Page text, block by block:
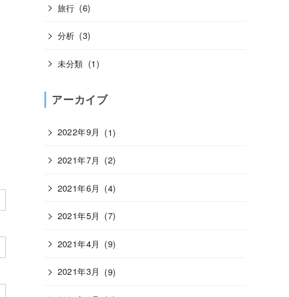
旅行 (6)
分析 (3)
未分類 (1)
アーカイブ
2022年9月 (1)
2021年7月 (2)
2021年6月 (4)
2021年5月 (7)
2021年4月 (9)
2021年3月 (9)